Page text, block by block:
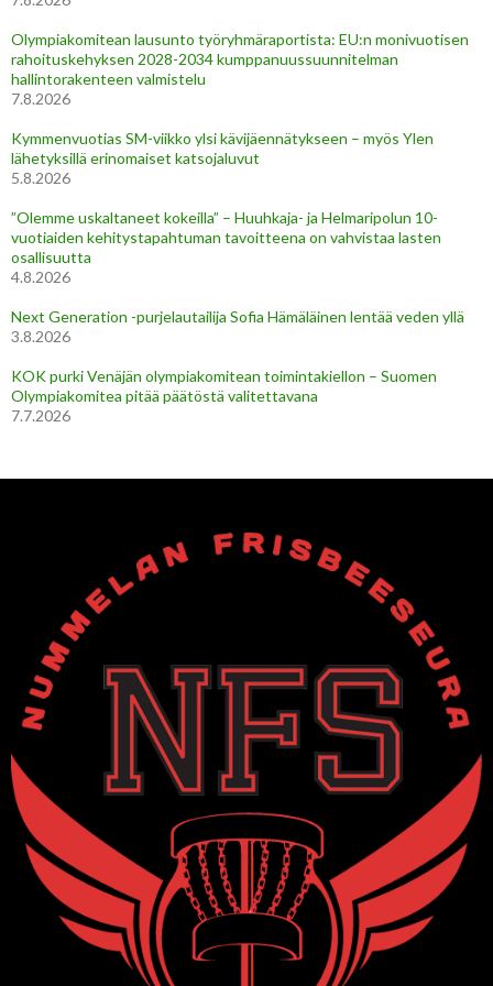
Olympiakomitean lausunto työryhmäraportista: EU:n monivuotisen
rahoituskehyksen 2028-2034 kumppanuussuunnitelman
hallintorakenteen valmistelu
7.8.2026
Kymmenvuotias SM-viikko ylsi kävijäennätykseen – myös Ylen
lähetyksillä erinomaiset katsojaluvut
5.8.2026
”Olemme uskaltaneet kokeilla” – Huuhkaja- ja Helmaripolun 10-
vuotiaiden kehitystapahtuman tavoitteena on vahvistaa lasten
osallisuutta
4.8.2026
Next Generation -purjelautailija Sofia Hämäläinen lentää veden yllä
3.8.2026
KOK purki Venäjän olympiakomitean toimintakiellon – Suomen
Olympiakomitea pitää päätöstä valitettavana
7.7.2026